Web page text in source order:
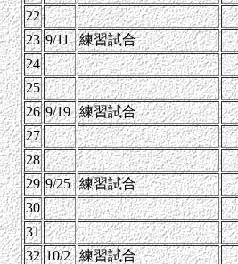
22
23 9/11 練習試合
24
25
26 9/19 練習試合
27
28
29 9/25 練習試合
30
31
32 10/2 練習試合